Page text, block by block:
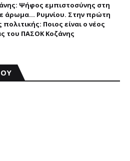
Ψήφος εμπιστοσύνης στη
άρωμα... Ρυμνίου. Στην πρώτη
Ποιος είναι ο νέος
του ΠΑΣΟΚ Κοζάνης